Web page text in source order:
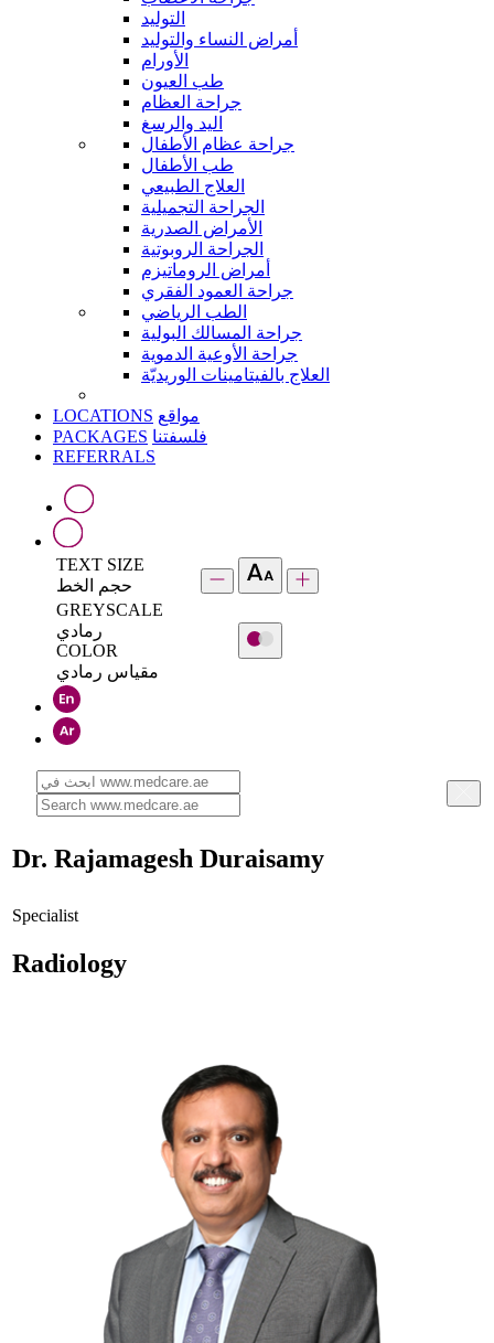
التوليد
أمراض النساء والتوليد
الأورام
طب العيون
جراحة العظام
اليد والرسغ
جراحة عظام الأطفال
طب الأطفال
العلاج الطبيعي
الجراحة التجميلية
الأمراض الصدرية
الجراحة الروبوتية
أمراض الروماتيزم
جراحة العمود الفقري
الطب الرياضي
جراحة المسالك البولية
جراحة الأوعية الدموية
العلاج بالفيتامينات الوريديّة
LOCATIONS مواقع
PACKAGES فلسفتنا
REFERRALS
TEXT SIZE
حجم الخط
GREYSCALE
رمادي
COLOR
مقياس رمادي
Dr. Rajamagesh Duraisamy
Specialist
Radiology